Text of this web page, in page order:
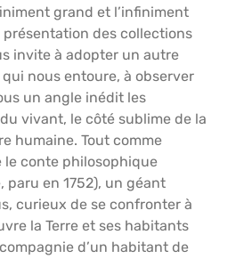
grand et l’infiniment
des collections
invite à adopter un autre
nous entoure, à observer
un angle inédit les
vivant, le côté sublime de la
humaine. Tout comme
le conte philosophique
paru en 1752), un géant
curieux de se confronter à
la Terre et ses habitants
d’un habitant de